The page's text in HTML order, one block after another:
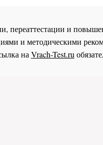
переаттестации и
и методическими
на Vrach-Test.ru